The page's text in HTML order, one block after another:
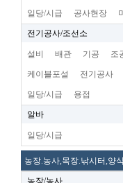
일당/시급 공사현장
전기공사/조선소
설비 배관 기공 조
케이블포설 전기공사
일당/시급 용접
알바
일당/시급
농장.농사,목장.낚시터,양
농장/농사